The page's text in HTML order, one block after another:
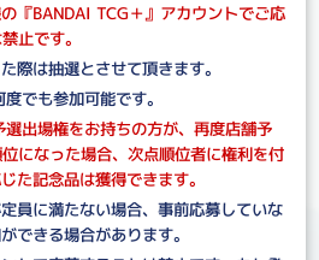
『BANDAI TCG＋』アカウントでご応
止です。
際は抽選とさせて頂きます。
でも参加可能です。
出場権をお持ちの方が、再度店舗予
になった場合、次点順位者に権利を付
た記念品は獲得できます。
員に満たない場合、事前応募していな
できる場合があります。